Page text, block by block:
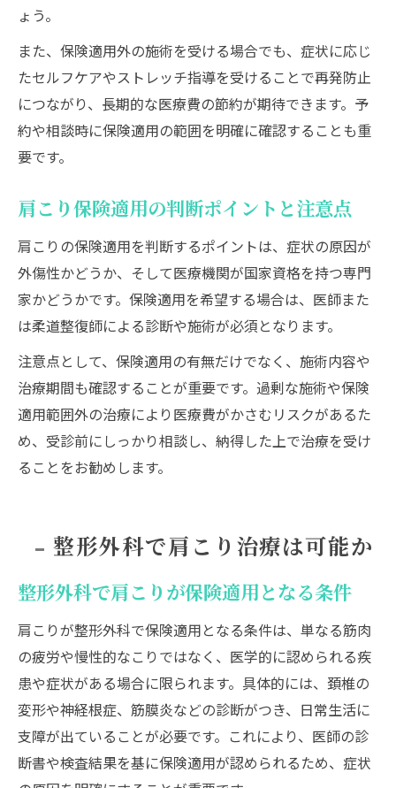
ょう。
また、保険適用外の施術を受ける場合でも、症状に応じ
たセルフケアやストレッチ指導を受けることで再発防止
につながり、長期的な医療費の節約が期待できます。予
約や相談時に保険適用の範囲を明確に確認することも重
要です。
肩こり保険適用の判断ポイントと注意点
肩こりの保険適用を判断するポイントは、症状の原因が
外傷性かどうか、そして医療機関が国家資格を持つ専門
家かどうかです。保険適用を希望する場合は、医師また
は柔道整復師による診断や施術が必須となります。
注意点として、保険適用の有無だけでなく、施術内容や
治療期間も確認することが重要です。過剰な施術や保険
適用範囲外の治療により医療費がかさむリスクがあるた
め、受診前にしっかり相談し、納得した上で治療を受け
ることをお勧めします。
整形外科で肩こり治療は可能か
整形外科で肩こりが保険適用となる条件
肩こりが整形外科で保険適用となる条件は、単なる筋肉
の疲労や慢性的なこりではなく、医学的に認められる疾
患や症状がある場合に限られます。具体的には、頚椎の
変形や神経根症、筋膜炎などの診断がつき、日常生活に
支障が出ていることが必要です。これにより、医師の診
断書や検査結果を基に保険適用が認められるため、症状